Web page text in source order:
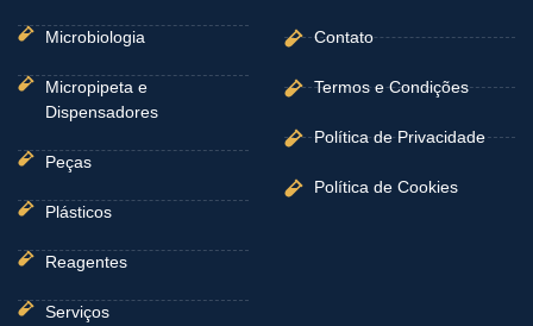
Microbiologia
Micropipeta e
Dispensadores
Peças
Plásticos
Reagentes
Serviços
Contato
Termos e Condições
Política de Privacidade
Política de Cookies